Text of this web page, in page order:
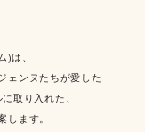
)は、
ェンヌたちが愛した
取り入れた、
します。